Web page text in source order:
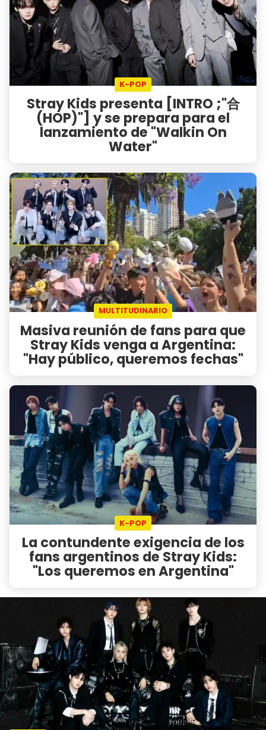
K-POP
Stray Kids presenta [INTRO ;"合
(HOP)"] y se prepara para el
lanzamiento de "Walkin On
Water"
MULTITUDINARIO
Masiva reunión de fans para que
Stray Kids venga a Argentina:
"Hay público, queremos fechas"
K-POP
La contundente exigencia de los
fans argentinos de Stray Kids:
"Los queremos en Argentina"